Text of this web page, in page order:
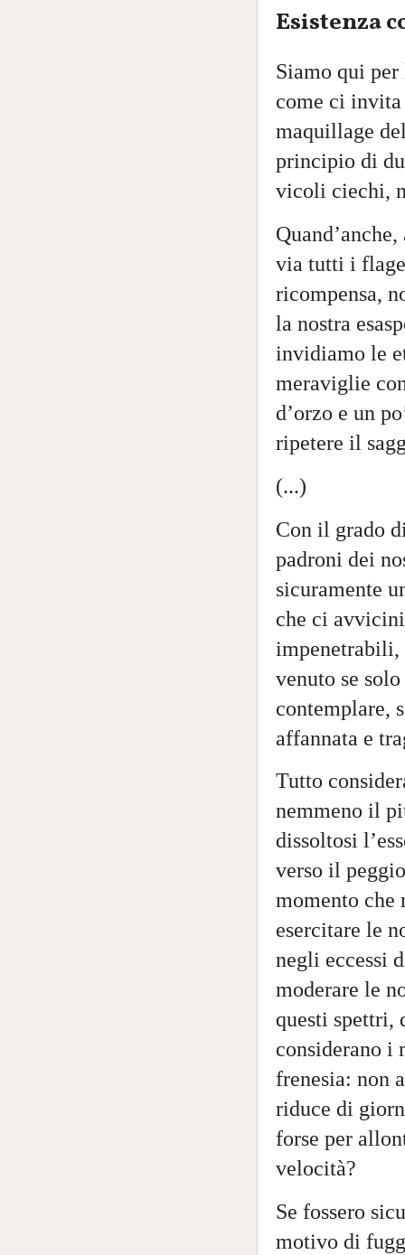
Esistenza
Siamo qui
come ci
maquillage
principio di
vicoli ciechi,
via tutti i
ricompensa,
la nostra
invidiamo le
meraviglie
d’orzo e un
ripetere il
(...)
Con il grado
padroni dei
sicuramente
che ci
impenetrabili,
venuto se
contemplare,
affannata e
Tutto
nemmeno il
dissoltosi
verso il
momento
esercitare le
negli eccessi
moderare le
questi spettri,
considerano i
frenesia: non
riduce di
forse per
velocità?
Se fossero
motivo di